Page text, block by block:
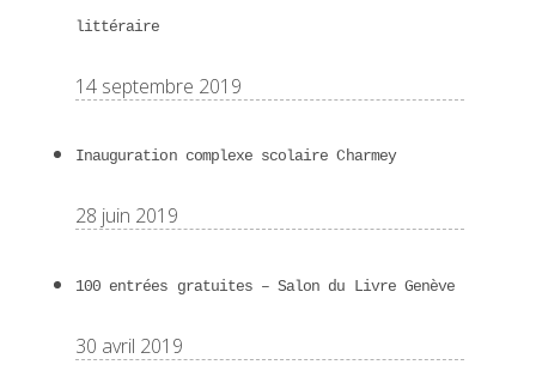
littéraire
14 septembre 2019
Inauguration complexe scolaire Charmey
28 juin 2019
100 entrées gratuites – Salon du Livre Genève
30 avril 2019